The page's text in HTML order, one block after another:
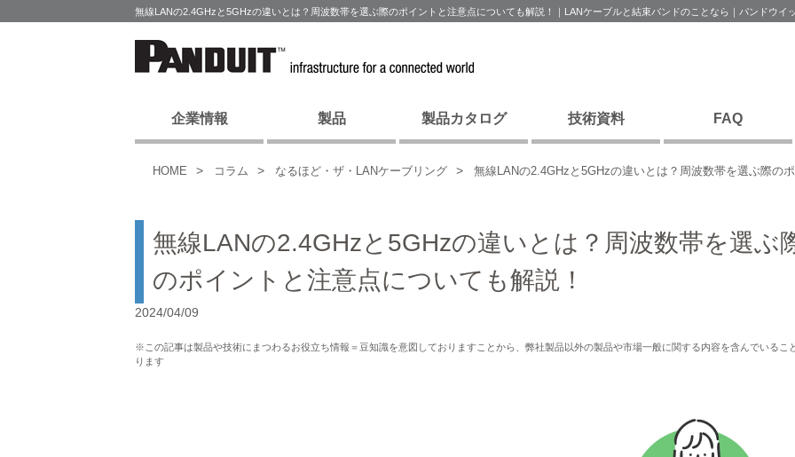
無線LANの2.4GHzと5GHzの違いとは？周波数帯を選ぶ際のポイントと注意点についても解説！｜LANケーブルと結束バンドのことなら｜パンドウイ
企業情報 製品 製品カタログ 技術資料 FAQ
HOME コラム なるほど・ザ・LANケーブリング 無線LANの2.4GHzと5GHzの違いとは？周波数帯を選ぶ際の
無線LANの2.4GHzと5GHzの違いとは？周波数帯を選ぶ
のポイントと注意点についても解説！
2024/04/09
※この記事は製品や技術にまつわるお役立ち情報＝豆知識を意図しておりますことから、弊社製品以外の製品や市場一般に関する内容を含んでいるこ
ります